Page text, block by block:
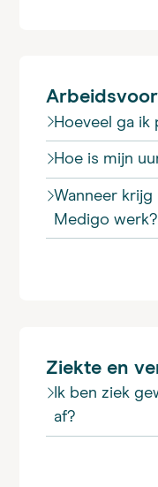
Hoeveel ga ik
Hoe is mijn
Wanneer krijg
Medigo werk?
Ziekte en
Ik ben ziek
af?